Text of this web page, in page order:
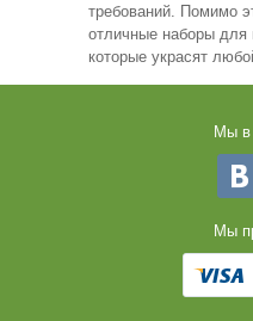
требований. Помимо
отличные наборы для
которые украсят
Мы в
Мы